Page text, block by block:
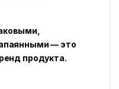
— это
продукта.